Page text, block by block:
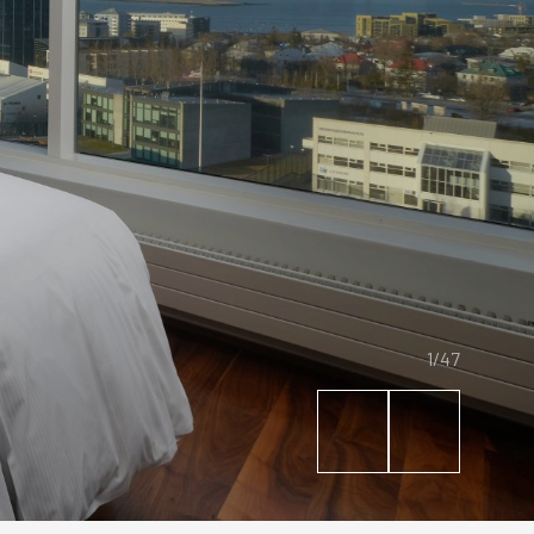
HÓTEL
Hótel Edda Egilsstaðir
1/47